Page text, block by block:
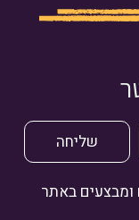
ומבצעים באתר